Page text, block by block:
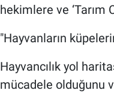
hekimlere ve ‘Tarım
"Hayvanların
Hayvancılık yol
mücadele olduğunu